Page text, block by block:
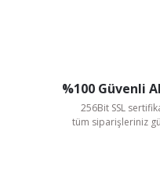
%100 Güvenli
256Bit SSL
tüm siparişleriniz